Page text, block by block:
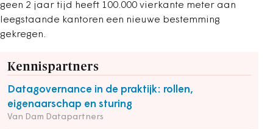
geen 2 jaar tijd heeft 100.000 vierkante meter aan
leegstaande kantoren een nieuwe bestemming
gekregen.
Kennispartners
Datagovernance in de praktijk: rollen,
eigenaarschap en sturing
Van Dam Datapartners